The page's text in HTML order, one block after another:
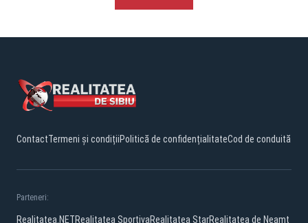
ContactTermeni și condițiiPolitică de confidențialitateCod de conduită
Parteneri:
Realitatea.NETRealitatea SportivaRealitatea StarRealitatea de Neamt